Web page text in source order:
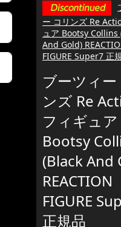
ー コリンズ Re
ュア Bootsy Collins
And Gold)
FIGURE Super7 正
ブーツィー
ンズ Re
フィギュア
Bootsy
(Black And
REACTION
FIGURE
正規品